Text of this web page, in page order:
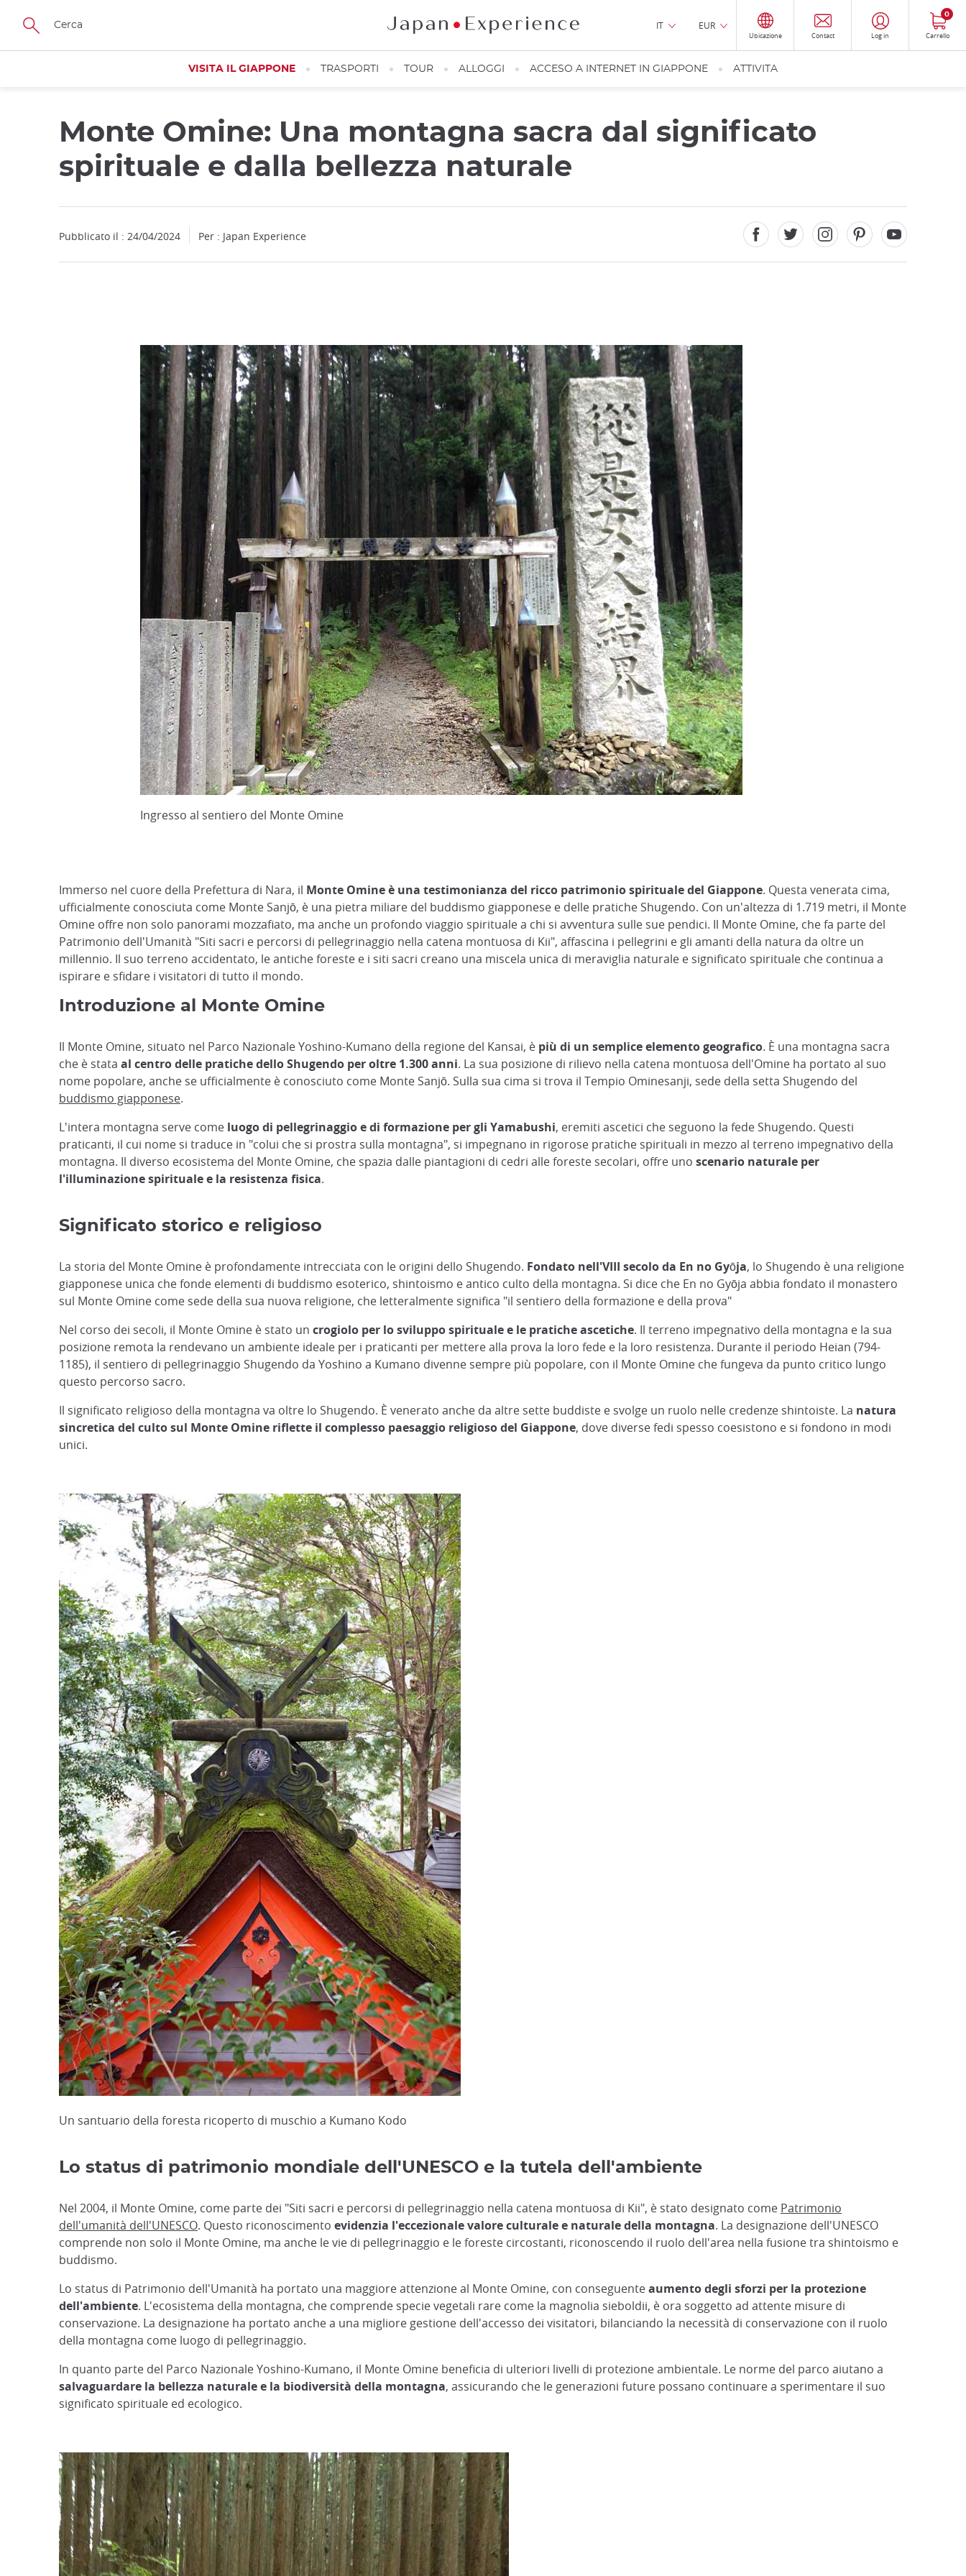
Skip
main
IT EUR
Ubicazione Contact Log in Carrello
0
VISITA IL GIAPPONE TRASPORTI TOUR ALLOGGI ACCESO A INTERNET IN GIAPPONE ATTIVITA
Monte Omine: Una montagna sacra dal significato
spirituale e dalla bellezza naturale
Pubblicato il : 24/04/2024 Per : Japan Experience
Ingresso al sentiero del Monte Omine
Immerso nel cuore della Prefettura di Nara, il Monte Omine è una testimonianza del ricco patrimonio spirituale del Giappone. Questa venerata cima,
ufficialmente conosciuta come Monte Sanjō, è una pietra miliare del buddismo giapponese e delle pratiche Shugendo. Con un'altezza di 1.719 metri, il Monte
Omine offre non solo panorami mozzafiato, ma anche un profondo viaggio spirituale a chi si avventura sulle sue pendici. Il Monte Omine, che fa parte del
Patrimonio dell'Umanità "Siti sacri e percorsi di pellegrinaggio nella catena montuosa di Kii", affascina i pellegrini e gli amanti della natura da oltre un
millennio. Il suo terreno accidentato, le antiche foreste e i siti sacri creano una miscela unica di meraviglia naturale e significato spirituale che continua a
ispirare e sfidare i visitatori di tutto il mondo.
Introduzione al Monte Omine
Il Monte Omine, situato nel Parco Nazionale Yoshino-Kumano della regione del Kansai, è più di un semplice elemento geografico. È una montagna sacra
che è stata al centro delle pratiche dello Shugendo per oltre 1.300 anni. La sua posizione di rilievo nella catena montuosa dell'Omine ha portato al suo
nome popolare, anche se ufficialmente è conosciuto come Monte Sanjō. Sulla sua cima si trova il Tempio Ominesanji, sede della setta Shugendo del
buddismo giapponese.
L'intera montagna serve come luogo di pellegrinaggio e di formazione per gli Yamabushi, eremiti ascetici che seguono la fede Shugendo. Questi
praticanti, il cui nome si traduce in "colui che si prostra sulla montagna", si impegnano in rigorose pratiche spirituali in mezzo al terreno impegnativo della
montagna. Il diverso ecosistema del Monte Omine, che spazia dalle piantagioni di cedri alle foreste secolari, offre uno scenario naturale per
l'illuminazione spirituale e la resistenza fisica.
Significato storico e religioso
La storia del Monte Omine è profondamente intrecciata con le origini dello Shugendo. Fondato nell'VIII secolo da En no Gyōja, lo Shugendo è una religione
giapponese unica che fonde elementi di buddismo esoterico, shintoismo e antico culto della montagna. Si dice che En no Gyōja abbia fondato il monastero
sul Monte Omine come sede della sua nuova religione, che letteralmente significa "il sentiero della formazione e della prova"
Nel corso dei secoli, il Monte Omine è stato un crogiolo per lo sviluppo spirituale e le pratiche ascetiche. Il terreno impegnativo della montagna e la sua
posizione remota la rendevano un ambiente ideale per i praticanti per mettere alla prova la loro fede e la loro resistenza. Durante il periodo Heian (794-
1185), il sentiero di pellegrinaggio Shugendo da Yoshino a Kumano divenne sempre più popolare, con il Monte Omine che fungeva da punto critico lungo
questo percorso sacro.
Il significato religioso della montagna va oltre lo Shugendo. È venerato anche da altre sette buddiste e svolge un ruolo nelle credenze shintoiste. La natura
sincretica del culto sul Monte Omine riflette il complesso paesaggio religioso del Giappone, dove diverse fedi spesso coesistono e si fondono in modi
unici.
Un santuario della foresta ricoperto di muschio a Kumano Kodo
Lo status di patrimonio mondiale dell'UNESCO e la tutela dell'ambiente
Nel 2004, il Monte Omine, come parte dei "Siti sacri e percorsi di pellegrinaggio nella catena montuosa di Kii", è stato designato come Patrimonio
dell'umanità dell'UNESCO. Questo riconoscimento evidenzia l'eccezionale valore culturale e naturale della montagna. La designazione dell'UNESCO
comprende non solo il Monte Omine, ma anche le vie di pellegrinaggio e le foreste circostanti, riconoscendo il ruolo dell'area nella fusione tra shintoismo e
buddismo.
Lo status di Patrimonio dell'Umanità ha portato una maggiore attenzione al Monte Omine, con conseguenteaumento degli sforzi per la protezione
dell'ambiente. L'ecosistema della montagna, che comprende specie vegetali rare come la magnolia sieboldii, è ora soggetto ad attente misure di
conservazione. La designazione ha portato anche a una migliore gestione dell'accesso dei visitatori, bilanciando la necessità di conservazione con il ruolo
della montagna come luogo di pellegrinaggio.
In quanto parte del Parco Nazionale Yoshino-Kumano, il Monte Omine beneficia di ulteriori livelli di protezione ambientale. Le norme del parco aiutano a
salvaguardare la bellezza naturale e la biodiversità della montagna, assicurando che le generazioni future possano continuare a sperimentare il suo
significato spirituale ed ecologico.